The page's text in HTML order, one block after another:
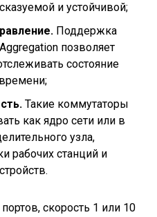
и устойчивой;
Поддержка
позволяет
состояние
Такие коммутаторы
как ядро сети или в
узла,
рабочих станций и
скорость 1 или 10